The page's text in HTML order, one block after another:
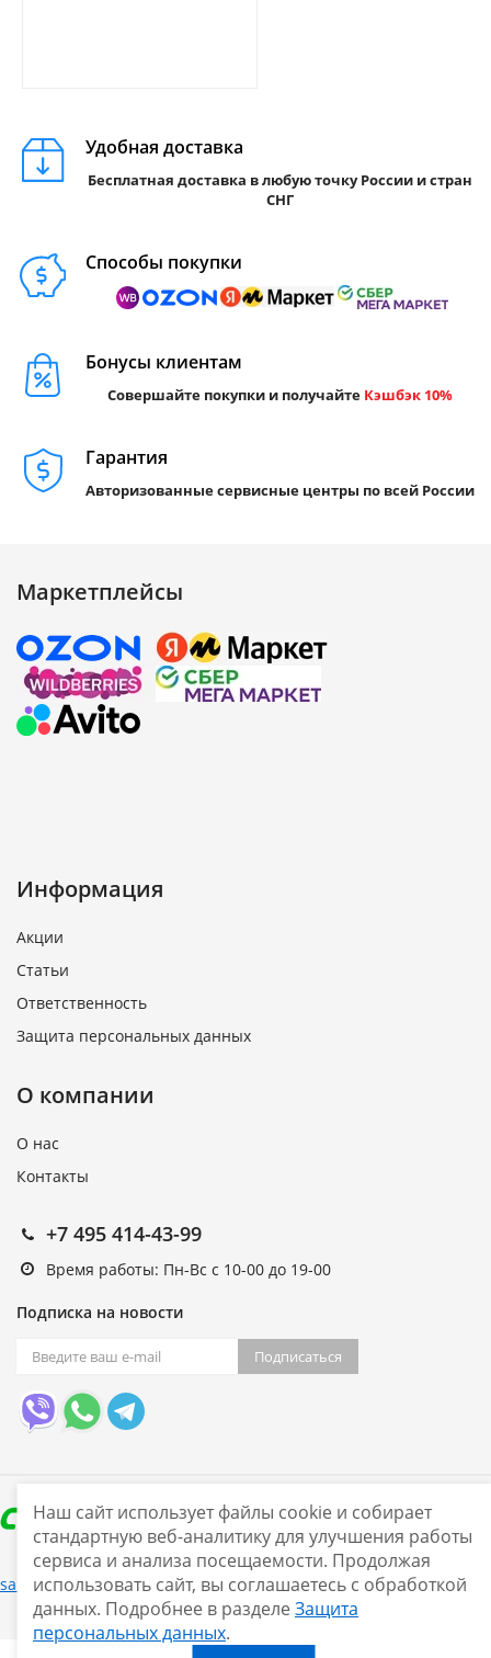
Удобная доставка
Бесплатная доставка в любую точку России и стран
СНГ
Способы покупки
Бонусы клиентам
Совершайте покупки и получайте Кэшбэк 10%
Гарантия
Авторизованные сервисные центры по всей России
Маркетплейсы
Информация
Акции
Статьи
Ответственность
Защита персональных данных
О компании
О нас
Контакты
+7 495 414-43-99
Время работы: Пн-Вс с 10-00 до 19-00
Подписка на новости
Подписаться
sale@smarine.shop2026Нашли ошибку?
Наш сайт использует файлы cookie и собирает
стандартную веб-аналитику для улучшения работы
сервиса и анализа посещаемости. Продолжая
использовать сайт, вы соглашаетесь с обработкой
данных. Подробнее в разделе Защита
персональных данных.